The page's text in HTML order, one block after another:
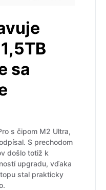
sa
s čipom M2 Ultra,
S prechodom
došlo totiž k
upgradu, vďaka
stal prakticky